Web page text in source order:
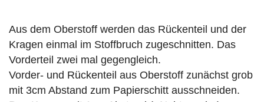
Aus dem Oberstoff werden das Rückenteil und der
Kragen einmal im Stoffbruch zugeschnitten. Das
Vorderteil zwei mal gegengleich.
Vorder- und Rückenteil aus Oberstoff zunächst grob
mit 3cm Abstand zum Papierschitt ausschneiden.